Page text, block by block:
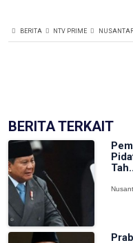
BERITA NTV PRIME
BERITA TERKAIT